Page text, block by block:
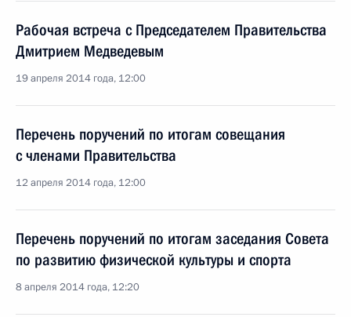
Рабочая встреча с Председателем Правительства
Дмитрием Медведевым
19 апреля 2014 года, 12:00
Перечень поручений по итогам совещания
с членами Правительства
12 апреля 2014 года, 12:00
Перечень поручений по итогам заседания Совета
по развитию физической культуры и спорта
8 апреля 2014 года, 12:20